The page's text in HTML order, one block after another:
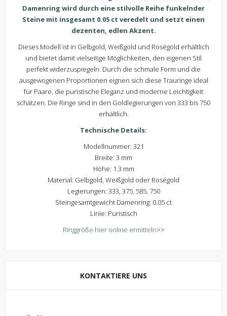
Damenring wird durch eine stilvolle Reihe funkelnder
Steine mit insgesamt 0.05 ct veredelt und setzt einen
dezenten, edlen Akzent.
Dieses Modell ist in Gelbgold, Weißgold und Roségold erhältlich
und bietet damit vielseitige Möglichkeiten, den eigenen Stil
perfekt widerzuspiegeln. Durch die schmale Form und die
ausgewogenen Proportionen eignen sich diese Trauringe ideal
für Paare, die puristische Eleganz und moderne Leichtigkeit
schätzen. Die Ringe sind in den Goldlegierungen von 333 bis 750
erhältlich.
Technische Details:
Modellnummer: 321
Breite: 3 mm
Höhe: 1.3 mm
Material: Gelbgold, Weißgold oder Roségold
Legierungen: 333, 375, 585, 750
Steingesamtgewicht Damenring: 0.05 ct
Linie: Puristisch
Ringgröße hier online ermitteln>>
KONTAKTIERE UNS